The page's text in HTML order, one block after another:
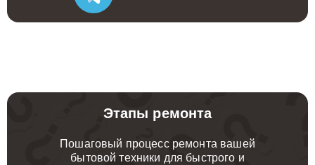
Этапы ремонта
Пошаговый процесс ремонта вашей
бытовой техники для быстрого и